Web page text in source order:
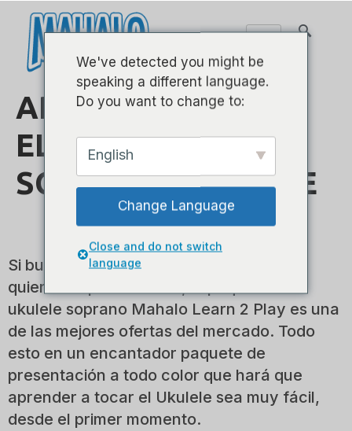
APRENDE 2 JUGAR
EL PAQUETE
SOPRANO UKULELE
Si busca comprar su primer ukelele y no
quiere romper el banco, el paquete de
ukulele soprano Mahalo Learn 2 Play es una
de las mejores ofertas del mercado. Todo
esto en un encantador paquete de
presentación a todo color que hará que
aprender a tocar el Ukulele sea muy fácil,
desde el primer momento.
We've detected you might be
speaking a different language.
Do you want to change to:
English
Change Language
Close and do not switch
language